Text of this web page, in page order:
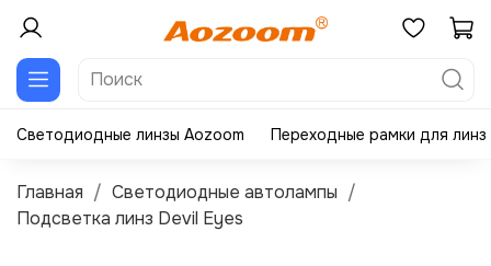
Светодиодные линзы Aozoom Переходные рамки для линз
Главная
Светодиодные автолампы
Подсветка линз Devil Eyes